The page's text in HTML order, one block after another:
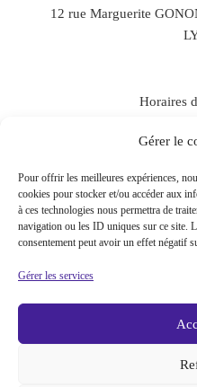
Gérer le
Pour offrir les meilleures expériences,
cookies pour stocker et/ou accéder aux
à ces technologies nous permettra de
navigation ou les ID uniques sur ce site.
consentement peut avoir un effet négatif
Gérer les services
12 rue Marguerite
Horaires
Jeudi :